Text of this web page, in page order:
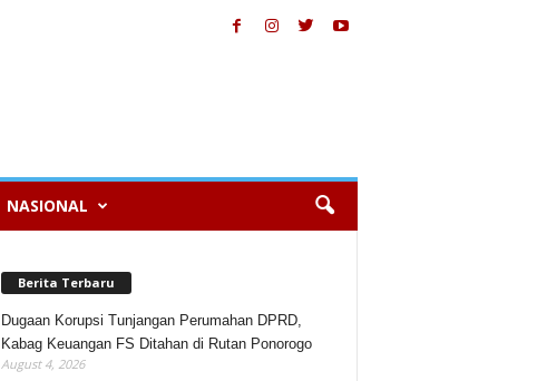
NASIONAL
Berita Terbaru
Dugaan Korupsi Tunjangan Perumahan DPRD,
Kabag Keuangan FS Ditahan di Rutan Ponorogo
August 4, 2026